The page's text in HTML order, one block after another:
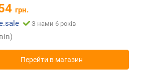
грн.
З нами 6 років
Перейти в магазин